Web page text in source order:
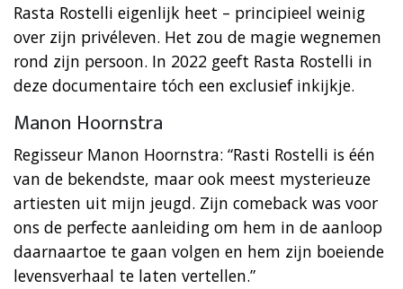
Rasta Rostelli eigenlijk heet – principieel weinig
over zijn privéleven. Het zou de magie wegnemen
rond zijn persoon. In 2022 geeft Rasta Rostelli in
deze documentaire tóch een exclusief inkijkje.
Manon Hoornstra
Regisseur Manon Hoornstra: “Rasti Rostelli is één
van de bekendste, maar ook meest mysterieuze
artiesten uit mijn jeugd. Zijn comeback was voor
ons de perfecte aanleiding om hem in de aanloop
daarnaartoe te gaan volgen en hem zijn boeiende
levensverhaal te laten vertellen.”